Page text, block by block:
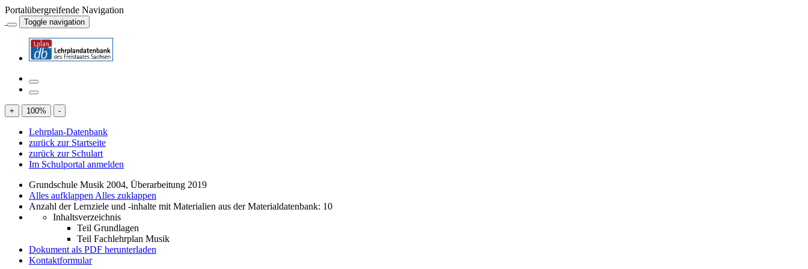
Portalübergreifende Navigation
Toggle navigation
+ 100% -
Lehrplan-Datenbank
zurück zur Startseite
zurück zur Schulart
Im Schulportal anmelden
Grundschule Musik 2004, Überarbeitung 2019
Alles aufklappen Alles zuklappen
Anzahl der Lernziele und -inhalte mit Materialien aus der Materialdatenbank: 10
Inhaltsverzeichnis
Teil Grundlagen
Teil Fachlehrplan Musik
Dokument als PDF herunterladen
Kontaktformular